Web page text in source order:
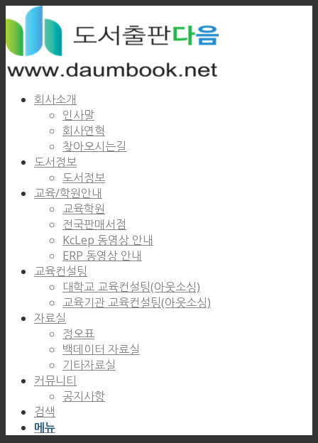
회사소개
인사말
회사연혁
찾아오시는길
도서정보
도서정보
교육/학원안내
교육학원
전국판매서점
KcLep 동영상 안내
ERP 동영상 안내
교육컨설팅
대학교 교육컨설팅(아웃소싱)
교육기관 교육컨설팅(아웃소싱)
자료실
정오표
백데이터 자료실
기타자료실
커뮤니티
공지사항
검색
메뉴